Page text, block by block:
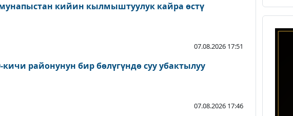
кийин кылмыштуулук кайра өстү
07.08.2026 17:51
районунун бир бөлүгүндө суу убактылуу
07.08.2026 17:46